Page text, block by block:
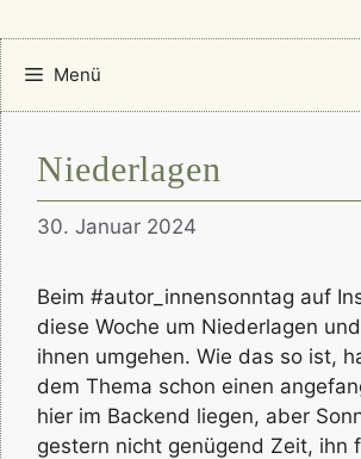
Menü
Niederlagen
30. Januar 2024
Beim #autor_innensonntag auf
diese Woche um Niederlagen
ihnen umgehen. Wie das so ist,
dem Thema schon einen
hier im Backend liegen, aber
gestern nicht genügend Zeit, ihn